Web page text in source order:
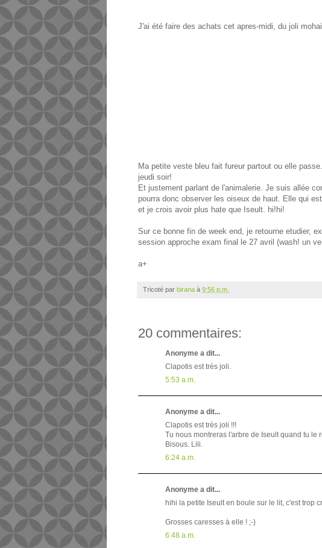
J'ai été faire des achats cet apres-midi, du joli
Ma petite veste bleu fait fureur partout ou elle
jeudi soir!
Et justement parlant de l'animalerie. Je suis allée
pourra donc observer les oiseux de haut. Elle qui
et je crois avoir plus hate que Iseult. hi!hi!
Sur ce bonne fin de week end, je retourne etudier,
session approche exam final le 27 avril (wash! un
a+
Tricoté par birana à 9:56 p.m.
20 commentaires:
Anonyme a dit...
Clapotis est très joli.
5:53 a.m.
Anonyme a dit...
Clapotis est très joli !!!
Tu nous montreras l'arbre de Iseult quand tu le
Bisous. Lili.
6:24 a.m.
Anonyme a dit...
hihi la petite Iseult en boule sur le lit, c'est trop
Grosses caresses à elle ! ;-)
6:48 a.m.